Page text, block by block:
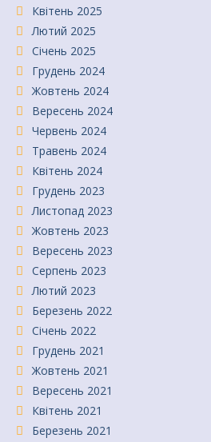
Квітень 2025
Лютий 2025
Січень 2025
Грудень 2024
Жовтень 2024
Вересень 2024
Червень 2024
Травень 2024
Квітень 2024
Грудень 2023
Листопад 2023
Жовтень 2023
Вересень 2023
Серпень 2023
Лютий 2023
Березень 2022
Січень 2022
Грудень 2021
Жовтень 2021
Вересень 2021
Квітень 2021
Березень 2021